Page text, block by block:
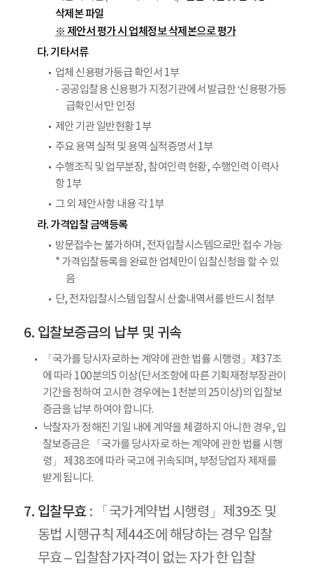
삭제본 파일
※ 제안서 평가 시 업체정보 삭제본으로 평가
다. 기타서류
업체 신용평가등급 확인서 1부
- 공공입찰용 신용평가 지정기관에서 발급한 ‘신용평가등
급확인서’만 인정
제안 기관 일반현황 1부
주요 용역 실적 및 용역 실적증명서 1부
수행조직 및 업무분장, 참여인력 현황, 수행인력 이력사
항 1부
그 외 제안사항 내용 각 1부
라. 가격입찰 금액등록
방문접수는 불가하며, 전자입찰시스템으로만 접수 가능
* 가격입찰등록을 완료한 업체만이 입찰신청을 할 수 있
음
단, 전자입찰시스템 입찰시 산출내역서를 반드시 첨부
입찰보증금의 납부 및 귀속
「국가를 당사자로하는 계약에 관한 법률 시행령」제37조
에 따라 100분의5 이상(단서조항에 따른 기획재정부장관이
기간을 정하여 고시한 경우에는 1천분의 25이상)의 입찰보
증금을 납부 하여야 합니다.
낙찰자가 정해진 기일 내에 계약을 체결하지 아니한 경우, 입
찰보증금은 「국가를 당사자로 하는 계약에 관한 법률 시행
령」 제38조에 따라 국고에 귀속되며, 부정당업자 제재를
받게 됩니다.
입찰무효 : 「국가계약법 시행령」제39조 및
동법 시행규칙 제44조에 해당하는 경우 입찰
무효 – 입찰참가자격이 없는 자가 한 입찰